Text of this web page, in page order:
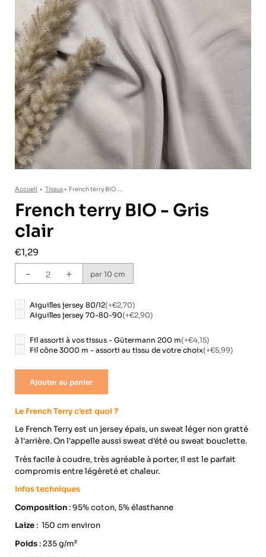
Accueil • Tissus• French terry BIO ...
French terry BIO - Gris
clair
€1,29
- + par 10 cm
Aiguilles jersey 80/12(+€2,70)
Aiguilles jersey 70-80-90(+€2,90)
Fil assorti à vos tissus - Gütermann 200 m(+€4,15)
Fil cône 3000 m - assorti au tissu de votre choix(+€5,99)
Ajouter au panier
Le French Terry c'est quoi ?
Le French Terry est un jersey épais, un sweat léger non gratté
à l'arrière. On l'appelle aussi sweat d'été ou sweat bouclette.
Très facile à coudre, très agréable à porter, il est le parfait
compromis entre légèreté et chaleur.
Infos techniques
Composition : 95% coton, 5% élasthanne
Laize : 150 cm environ
Poids : 235 g/m²